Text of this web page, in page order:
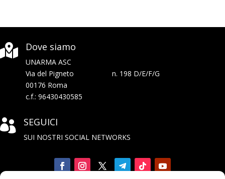
 Dove siamo
UNARMA ASC
Via del Pigneto n. 198 D/E/F/G
00176 Roma
c.f.: 96430430585
 SEGUICI
SUI NOSTRI SOCIAL NETWORKS